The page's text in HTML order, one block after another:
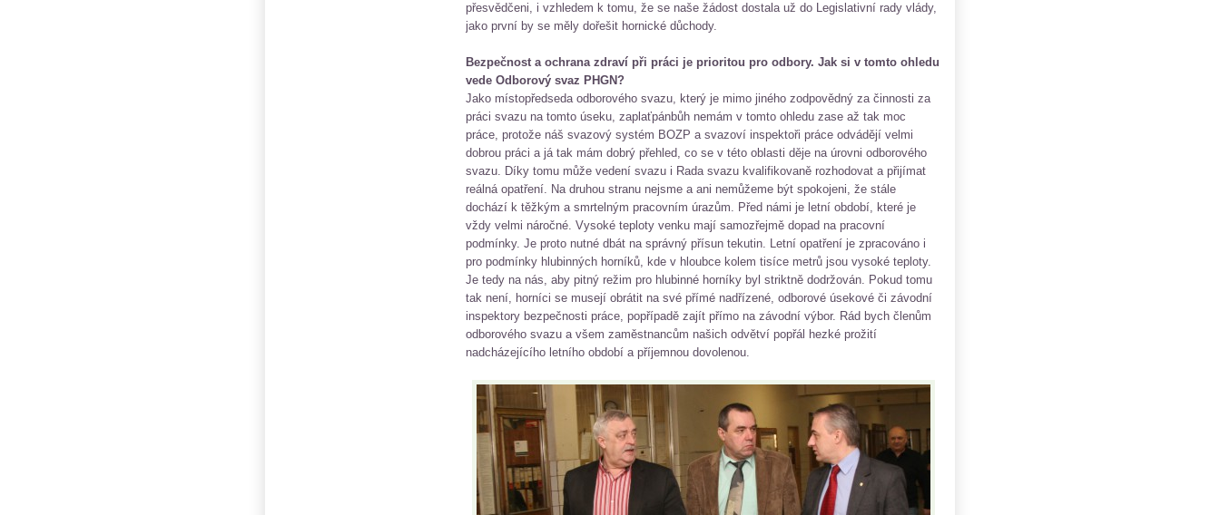
přesvědčeni, i vzhledem k tomu, že se naše žádost dostala už do Legislativní rady vlády,
jako první by se měly dořešit hornické důchody.
Bezpečnost a ochrana zdraví při práci je prioritou pro odbory. Jak si v tomto ohledu
vede Odborový svaz PHGN?
Jako místopředseda odborového svazu, který je mimo jiného zodpovědný za činnosti za
práci svazu na tomto úseku, zaplaťpánbůh nemám v tomto ohledu zase až tak moc
práce, protože náš svazový systém BOZP a svazoví inspektoři práce odvádějí velmi
dobrou práci a já tak mám dobrý přehled, co se v této oblasti děje na úrovni odborového
svazu. Díky tomu může vedení svazu i Rada svazu kvalifikovaně rozhodovat a přijímat
reálná opatření. Na druhou stranu nejsme a ani nemůžeme být spokojeni, že stále
dochází k těžkým a smrtelným pracovním úrazům. Před námi je letní období, které je
vždy velmi náročné. Vysoké teploty venku mají samozřejmě dopad na pracovní
podmínky. Je proto nutné dbát na správný přísun tekutin. Letní opatření je zpracováno i
pro podmínky hlubinných horníků, kde v hloubce kolem tisíce metrů jsou vysoké teploty.
Je tedy na nás, aby pitný režim pro hlubinné horníky byl striktně dodržován. Pokud tomu
tak není, horníci se musejí obrátit na své přímé nadřízené, odborové úsekové či závodní
inspektory bezpečnosti práce, popřípadě zajít přímo na závodní výbor. Rád bych členům
odborového svazu a všem zaměstnancům našich odvětví popřál hezké prožití
nadcházejícího letního období a příjemnou dovolenou.